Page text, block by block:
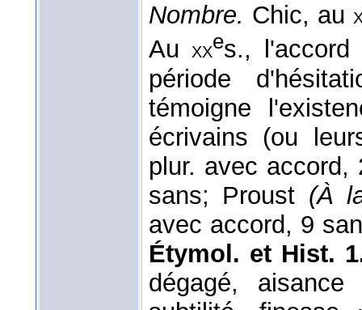
Nombre. Chic, au
Auxxes., l'accord
période
témoigne
écrivains (ou
plur. avec
sans; Proust (À
avec accord, 9
Étymol. et Hist.
dégagé,